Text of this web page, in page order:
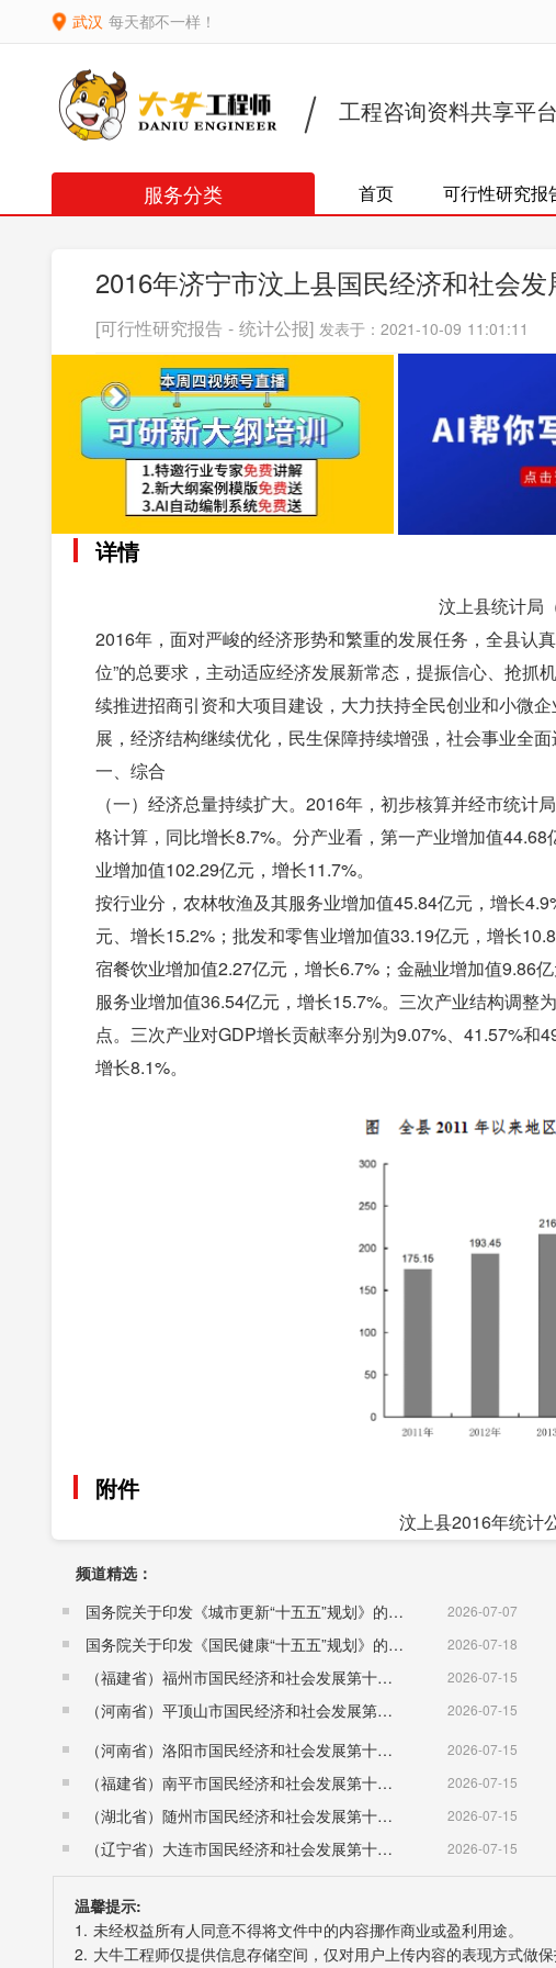
武汉 每天都不一样！
工程咨询资料共享平台
服务分类 首页 可行性研究报
2016年济宁市汶上县国民经济和社会
[可行性研究报告 - 统计公报] 发表于：2021-10-09 11:01:11
详情
汶上县统计局
2016年，面对严峻的经济形势和繁重的发展任务，全县认
位”的总要求，主动适应经济发展新常态，提振信心、抢抓
续推进招商引资和大项目建设，大力扶持全民创业和小微
展，经济结构继续优化，民生保障持续增强，社会事业全面
一、综合
（一）经济总量持续扩大。2016年，初步核算并经市统
格计算，同比增长8.7%。分产业看，第一产业增加值
业增加值102.29亿元，增长11.7%。
按行业分，农林牧渔及其服务业增加值45.84亿元，增长
元、增长15.2%；批发和零售业增加值33.19亿元，增长
宿餐饮业增加值2.27亿元，增长6.7%；金融业增加值9.86
服务业增加值36.54亿元，增长15.7%。三次产业结构调整
点。三次产业对GDP增长贡献率分别为9.07%、41.57%
增长8.1%。
附件
汶上县2016年统计
频道精选：
国务院关于印发《城市更新“十五五”规划》的通知（国发〔2026〕12号）
2026-07-07
国务院关于印发《国民健康“十五五”规划》的通知 （国发〔2026〕23号） 2026-07-18
（福建省）福州市国民经济和社会发展第十五个五年规划纲要 2026-07-15
（河南省）平顶山市国民经济和社会发展第十五个五年规划纲要 2026-07-15
（河南省）洛阳市国民经济和社会发展第十五个五年规划纲要 2026-07-15
（福建省）南平市国民经济和社会发展第十五个五年规划纲要 2026-07-15
（湖北省）随州市国民经济和社会发展第十五个五年规划纲要 2026-07-15
（辽宁省）大连市国民经济和社会发展第十五个五年规划纲要 2026-07-15
温馨提示:
1. 未经权益所有人同意不得将文件中的内容挪作商业或盈利用途。
2. 大牛工程师仅提供信息存储空间，仅对用户上传内容的表现方式做